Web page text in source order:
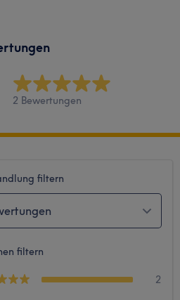
2 Bewertungen
filtern
filtern
2